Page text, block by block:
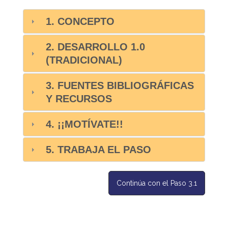
1. CONCEPTO
2. DESARROLLO 1.0
(TRADICIONAL)
3. FUENTES BIBLIOGRÁFICAS
Y RECURSOS
4. ¡¡MOTÍVATE!!
5. TRABAJA EL PASO
Continúa con el Paso 3.1